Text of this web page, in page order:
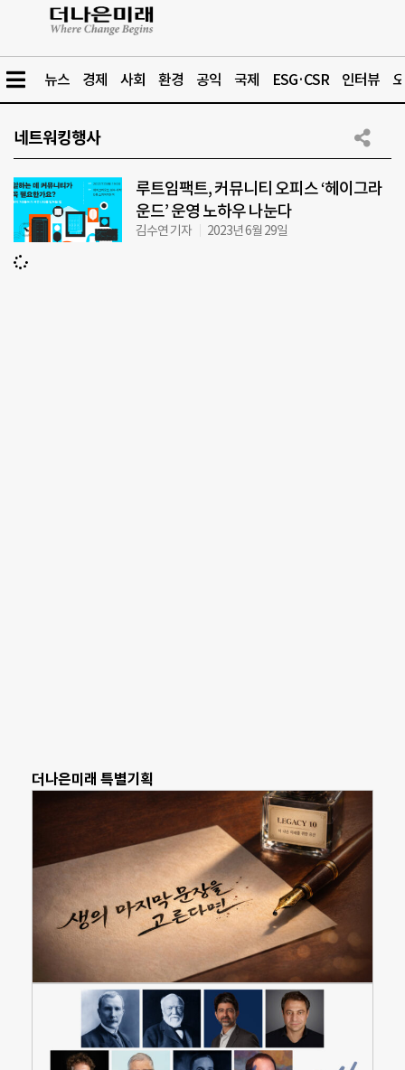
뉴스 경제 사회 환경 공익 국제 ESG·CSR 인터뷰
네트워킹행사
루트임팩트, 커뮤니티 오피스 ‘헤이그라
운드’ 운영 노하우 나눈다
김수연 기자 2023년 6월 29일
더나은미래 특별기획